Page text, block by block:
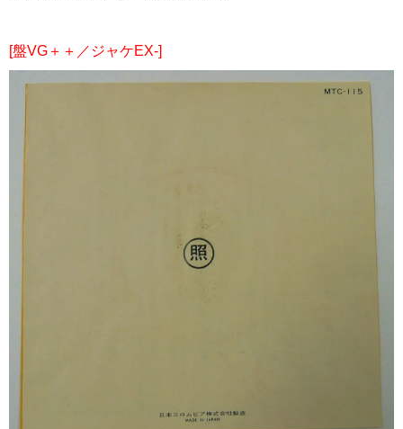
[盤VG＋＋／ジャケEX-]